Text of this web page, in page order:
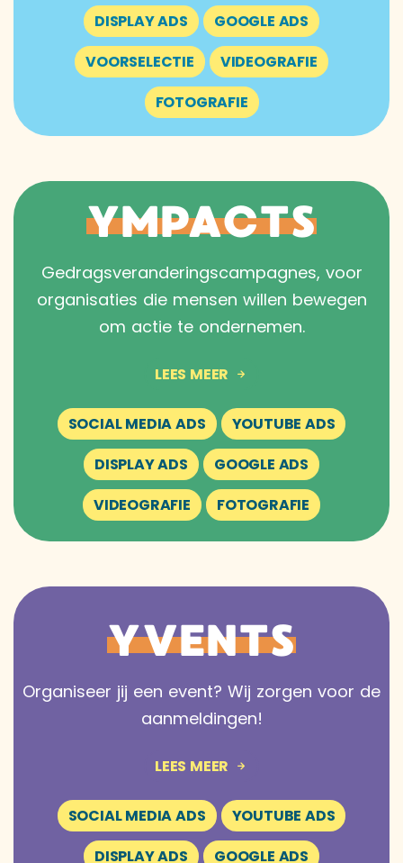
DISPLAY ADS
GOOGLE ADS
VOORSELECTIE
VIDEOGRAFIE
FOTOGRAFIE
YMPACTS
Gedrags­veranderings­campagnes, voor
organisaties die mensen willen bewegen
om actie te ondernemen.
LEES MEER
SOCIAL MEDIA ADS
YOUTUBE ADS
DISPLAY ADS
GOOGLE ADS
VIDEOGRAFIE
FOTOGRAFIE
YVENTS
Organiseer jij een event? Wij zorgen voor de
aanmeldingen!
LEES MEER
SOCIAL MEDIA ADS
YOUTUBE ADS
DISPLAY ADS
GOOGLE ADS